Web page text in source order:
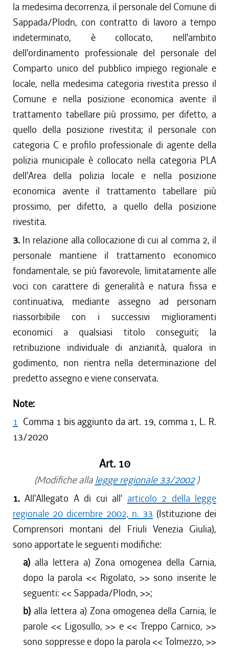
la medesima decorrenza, il personale del Comune di
Sappada/Plodn, con contratto di lavoro a tempo
indeterminato, è collocato, nell'ambito
dell'ordinamento professionale del personale del
Comparto unico del pubblico impiego regionale e
locale, nella medesima categoria rivestita presso il
Comune e nella posizione economica avente il
trattamento tabellare più prossimo, per difetto, a
quello della posizione rivestita; il personale con
categoria C e profilo professionale di agente della
polizia municipale è collocato nella categoria PLA
dell'Area della polizia locale e nella posizione
economica avente il trattamento tabellare più
prossimo, per difetto, a quello della posizione
rivestita.
3. In relazione alla collocazione di cui al comma 2, il
personale mantiene il trattamento economico
fondamentale, se più favorevole, limitatamente alle
voci con carattere di generalità e natura fissa e
continuativa, mediante assegno ad personam
riassorbibile con i successivi miglioramenti
economici a qualsiasi titolo conseguiti; la
retribuzione individuale di anzianità, qualora in
godimento, non rientra nella determinazione del
predetto assegno e viene conservata.
Note:
1 Comma 1 bis aggiunto da art. 19, comma 1, L. R.
13/2020
Art. 10
(Modifiche alla legge regionale 33/2002)
1.All'Allegato A di cui all' articolo 2 della legge
regionale 20 dicembre 2002, n. 33 (Istituzione dei
Comprensori montani del Friuli Venezia Giulia),
sono apportate le seguenti modifiche:
a) alla lettera a) Zona omogenea della Carnia,
dopo la parola << Rigolato, >> sono inserite le
seguenti: << Sappada/Plodn, >>;
b) alla lettera a) Zona omogenea della Carnia, le
parole << Ligosullo, >> e << Treppo Carnico, >>
sono soppresse e dopo la parola << Tolmezzo, >>